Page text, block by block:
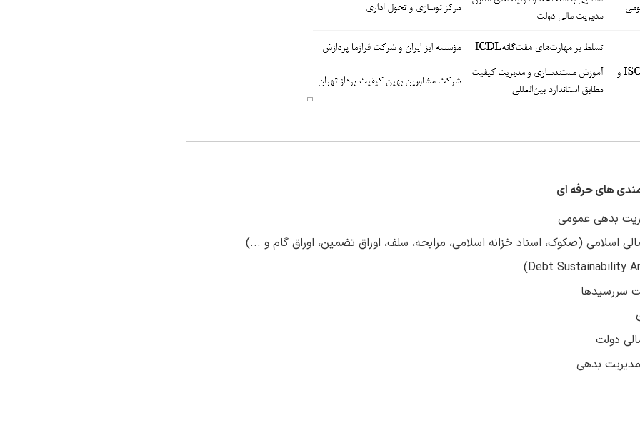
بدهی عمومی
اسلامی (صکوک، اسناد خزانه اسلامی، مرابحه، سلف، اوراق تضمین، اوراق گام و ...)
سررسیدها
دولت
بدهی